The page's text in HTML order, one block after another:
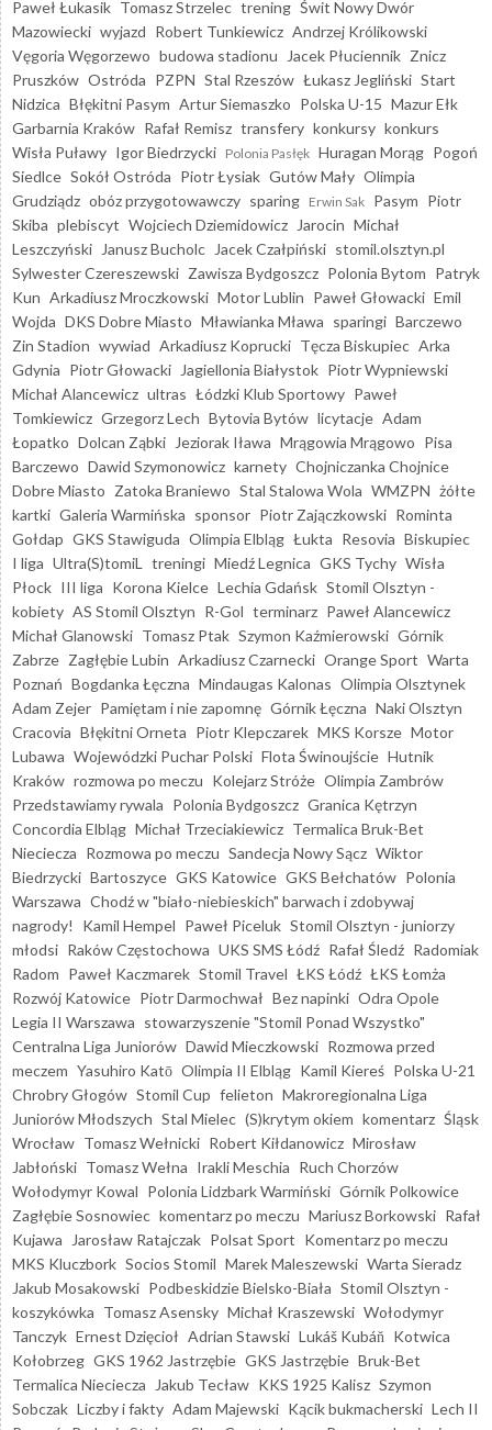
Paweł Łukasik Tomasz Strzelec trening Świt Nowy Dwór
Mazowiecki wyjazd Robert Tunkiewicz Andrzej Królikowski
Vęgoria Węgorzewo budowa stadionu Jacek Płuciennik Znicz
Pruszków Ostróda PZPN Stal Rzeszów Łukasz Jegliński Start
Nidzica Błękitni Pasym Artur Siemaszko Polska U-15 Mazur Ełk
Garbarnia Kraków Rafał Remisz transfery konkursy konkurs
Wisła Puławy Igor Biedrzycki Polonia Pasłęk Huragan Morąg Pogoń
Siedlce Sokół Ostróda Piotr Łysiak Gutów Mały Olimpia
Grudziądz obóz przygotowawczy sparing Erwin Sak Pasym Piotr
Skiba plebiscyt Wojciech Dziemidowicz Jarocin Michał
Leszczyński
Janusz Bucholc Jacek Czałpiński stomil.olsztyn.pl
Sylwester Czereszewski Zawisza Bydgoszcz Polonia Bytom Patryk
Kun Arkadiusz Mroczkowski Motor Lublin Paweł Głowacki Emil
Wojda DKS Dobre Miasto Mławianka Mława sparingi Barczewo
Zin Stadion wywiad Arkadiusz Koprucki Tęcza Biskupiec Arka
Gdynia Piotr Głowacki Jagiellonia Białystok Piotr Wypniewski
Michał Alancewicz ultras Łódzki Klub Sportowy Paweł
Tomkiewicz Grzegorz Lech Bytovia Bytów licytacje Adam
Łopatko Dolcan Ząbki Jeziorak Iława Mrągowia Mrągowo Pisa
Barczewo Dawid Szymonowicz karnety Chojniczanka Chojnice
Dobre Miasto Zatoka Braniewo Stal Stalowa Wola WMZPN żółte
kartki Galeria Warmińska sponsor Piotr Zajączkowski Rominta
Gołdap GKS Stawiguda Olimpia Elbląg Łukta Resovia Biskupiec
I liga Ultra(S)tomiL treningi Miedź Legnica GKS Tychy Wisła
Płock III liga Korona Kielce Lechia Gdańsk Stomil Olsztyn -
kobiety AS Stomil Olsztyn R-Gol terminarz Paweł Alancewicz
Michał Glanowski Tomasz Ptak Szymon Kaźmierowski Górnik
Zabrze Zagłębie Lubin Arkadiusz Czarnecki Orange Sport Warta
Poznań Bogdanka Łęczna Mindaugas Kalonas Olimpia Olsztynek
Adam Zejer Pamiętam i nie zapomnę Górnik Łęczna Naki Olsztyn
Cracovia Błękitni Orneta Piotr Klepczarek MKS Korsze Motor
Lubawa Wojewódzki Puchar Polski Flota Świnoujście Hutnik
Kraków rozmowa po meczu Kolejarz Stróże Olimpia Zambrów
Przedstawiamy rywala Polonia Bydgoszcz Granica Kętrzyn
Concordia Elbląg Michał Trzeciakiewicz Termalica Bruk-Bet
Nieciecza Rozmowa po meczu Sandecja Nowy Sącz Wiktor
Biedrzycki Bartoszyce GKS Katowice GKS Bełchatów Polonia
Warszawa Chodź w "biało-niebieskich" barwach i zdobywaj
nagrody!
Kamil Hempel Paweł Piceluk Stomil Olsztyn - juniorzy
młodsi Raków Częstochowa UKS SMS Łódź Rafał Śledź Radomiak
Radom Paweł Kaczmarek Stomil Travel ŁKS Łódź ŁKS Łomża
Rozwój Katowice Piotr Darmochwał Bez napinki Odra Opole
Legia II Warszawa stowarzyszenie "Stomil Ponad Wszystko"
Centralna Liga Juniorów Dawid Mieczkowski Rozmowa przed
meczem Yasuhiro Katō Olimpia II Elbląg Kamil Kiereś Polska U-21
Chrobry Głogów Stomil Cup felieton Makroregionalna Liga
Juniorów Młodszych Stal Mielec (S)krytym okiem komentarz Śląsk
Wrocław Tomasz Wełnicki Robert Kiłdanowicz Mirosław
Jabłoński Tomasz Wełna Irakli Meschia Ruch Chorzów
Wołodymyr Kowal Polonia Lidzbark Warmiński Górnik Polkowice
Zagłębie Sosnowiec komentarz po meczu Mariusz Borkowski Rafał
Kujawa
Jarosław Ratajczak Polsat Sport Komentarz po meczu
MKS Kluczbork Socios Stomil Marek Maleszewski Warta Sieradz
Jakub Mosakowski Podbeskidzie Bielsko-Biała Stomil Olsztyn -
koszykówka Tomasz Asensky Michał Kraszewski Wołodymyr
Tanczyk Ernest Dzięcioł Adrian Stawski Lukáš Kubáň Kotwica
Kołobrzeg GKS 1962 Jastrzębie GKS Jastrzębie Bruk-Bet
Termalica Nieciecza
Jakub Tecław KKS 1925 Kalisz Szymon
Sobczak Liczby i fakty Adam Majewski Kącik bukmacherski Lech II